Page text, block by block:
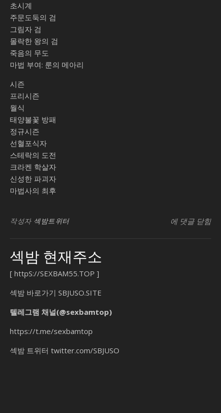
초시계
주문도둑의 검
그림자 검
몰락한 왕의 검
죽음의 무도
마법 부여: 룬의 메아리
시즌
프리시즌
월식
태양불꽃 방패
정규시즌
선혈포식자
스테락의 도전
크라켄 학살자
신성한 파괴자
마법사의 최후
작성자 섹밤트위터 SB유흥지원센
에 댓글 닫힘
섹밤 현재주소
[ httpS://SEXBAM55.TOP ]
섹밤 바로가기 SBJUSO.SITE
텔레그램 채널(@sexbamtop)
https://t.me/sexbamtop
섹밤 트위터 twitter.com/SBJUSO